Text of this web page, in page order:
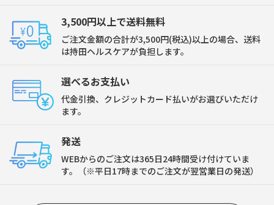
3,500円以上で送料無料
ご注文金額の合計が3,500円(税込)以上の場合、送料
は持田ヘルスケアが負担します。
選べるお支払い
代金引換、クレジットカード払いがお選びいただけ
ます。
発送
WEBからのご注文は365日24時間受け付けていま
す。（※平日17時までのご注文が翌営業日の発送）